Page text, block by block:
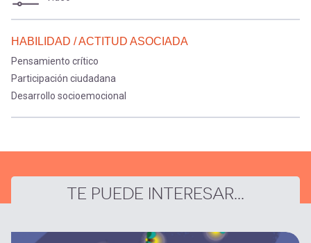
HABILIDAD / ACTITUD ASOCIADA
Pensamiento crítico
Participación ciudadana
Desarrollo socioemocional
TE PUEDE INTERESAR...